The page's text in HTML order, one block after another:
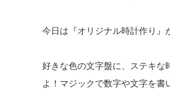
今日は『オリジナル時計作り』
好きな色の文字盤に、ステキな
よ！マジックで数字や文字を